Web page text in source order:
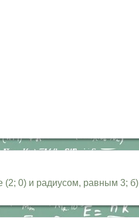
0) и радиусом, равным 3;